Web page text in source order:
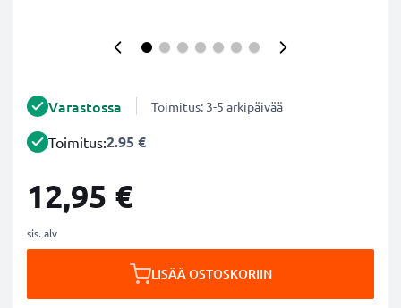
Varastossa Toimitus: 3-5 arkipäivää
Toimitus:2.95 €
12,95 €
sis. alv
LISÄÄ OSTOSKORIIN